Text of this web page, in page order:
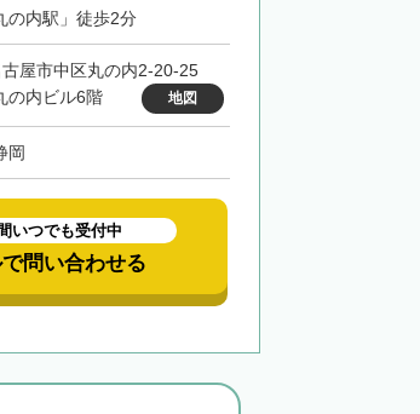
の内駅」徒歩2分
屋市中区丸の内2-20-25
の内ビル6階
地図
岡
いつでも受付中
問い合わせる